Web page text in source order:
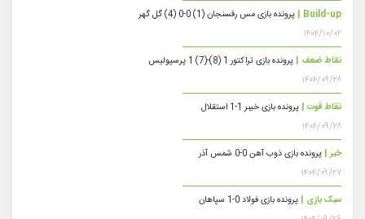
Build-up | پرونده بازی مس رفسنجان (1) 0-0 (4) گل گهر
۱۴۰۴/۱۰/۰۲
نقاط ضعف | پرونده بازی تراکتور 1 (8)-(7) 1 پرسپولیس
۱۴۰۴/۰۹/۲۸
نقاط قوت | پرونده بازی خیبر 1-1 استقلال
۱۴۰۴/۰۹/۲۸
خبر | پرونده بازی ذوب آهن 0-0 شمس آذر
۱۴۰۴/۰۹/۲۷
سبک بازی | پرونده بازی فولاد 0-1 سپاهان